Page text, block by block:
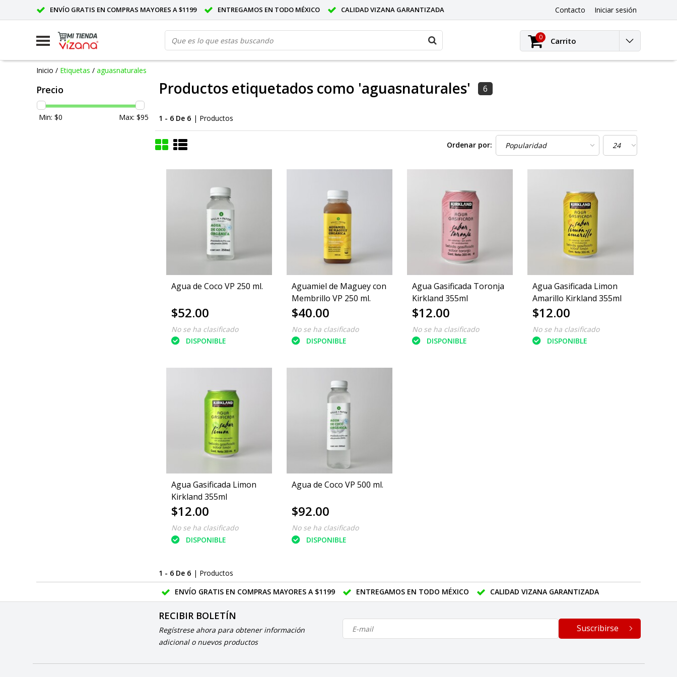
ENVÍO GRATIS EN COMPRAS MAYORES A $1199 ENTREGAMOS EN TODO MÉXICO CALIDAD VIZANA GARANTIZADA Contacto Iniciar sesión
0 Carrito
Inicio / Etiquetas / aguasnaturales
Precio
Min: $0 Max: $95
Productos etiquetados como 'aguasnaturales' 6
1 - 6 De 6 | Productos
Ordenar por:
Agua de Coco VP 250 ml.
$52.00
No se ha clasificado
DISPONIBLE
Aguamiel de Maguey con
Membrillo VP 250 ml.
$40.00
No se ha clasificado
DISPONIBLE
Agua Gasificada Toronja
Kirkland 355ml
$12.00
No se ha clasificado
DISPONIBLE
Agua Gasificada Limon
Amarillo Kirkland 355ml
$12.00
No se ha clasificado
DISPONIBLE
Agua Gasificada Limon
Kirkland 355ml
$12.00
No se ha clasificado
DISPONIBLE
Agua de Coco VP 500 ml.
$92.00
No se ha clasificado
DISPONIBLE
1 - 6 De 6 | Productos
ENVÍO GRATIS EN COMPRAS MAYORES A $1199
ENTREGAMOS EN TODO MÉXICO CALIDAD VIZANA GARANTIZADA
RECIBIR BOLETÍN
Regístrese ahora para obtener información
adicional o nuevos productos
Suscribirse